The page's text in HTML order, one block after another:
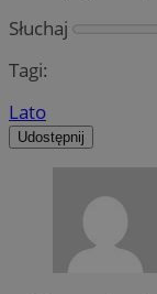
Słuchaj
Tagi:
Lato
Udostępnij